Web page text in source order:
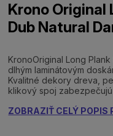
Krono Original
Dub Natural
KronoOriginal Long
dlhým laminátovým
Kvalitné dekory dreva,
klikový spoj zabezpečujú
ZOBRAZIŤ CELÝ POPIS